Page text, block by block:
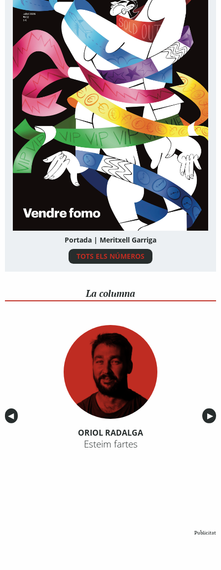
Portada | Meritxell Garriga
TOTS ELS NÚMEROS
La columna
Anterior
◀︎ ▶︎
ORIOL RADALGA
Esteim fartes
Publicitat